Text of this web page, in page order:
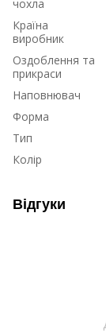
чохла
Країна
виробник
Оздоблення та
прикраси
Наповнювач
Форма
Тип
Колір
Відгуки